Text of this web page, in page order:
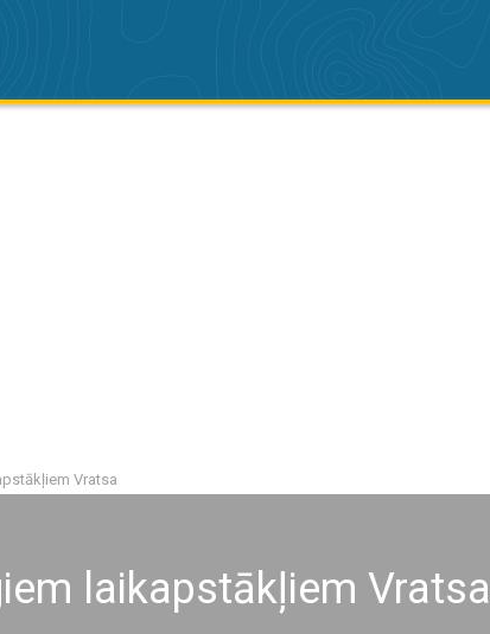
Vratsa
laikapstākļiem Vratsa